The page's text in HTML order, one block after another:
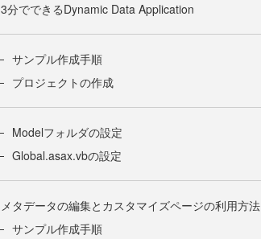
3分でできるDynamic Data Application
サンプル作成手順
プロジェクトの作成
Modelフォルダの設定
Global.asax.vbの設定
メタデータの編集とカスタマイズページの利用方法
サンプル作成手順